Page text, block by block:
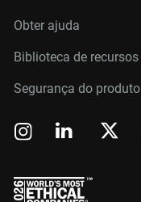
Obter ajuda
Biblioteca de recursos
Segurança do produto